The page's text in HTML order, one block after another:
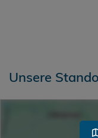
Unsere